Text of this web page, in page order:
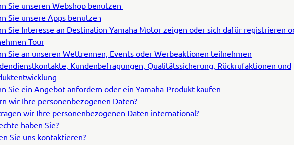
Sie unseren Webshop benutzen
Sie unsere Apps benutzen
Sie Interesse an Destination Yamaha Motor zeigen oder sich dafür registrieren
Tour
Sie an unseren Wettrennen, Events oder Werbeaktionen teilnehmen
Kundenbefragungen, Qualitätssicherung, Rückrufaktionen und
Sie ein Angebot anfordern oder ein Yamaha-Produkt kaufen
wir Ihre personenbezogenen Daten?
wir Ihre personenbezogenen Daten international?
haben Sie?
Sie uns kontaktieren?